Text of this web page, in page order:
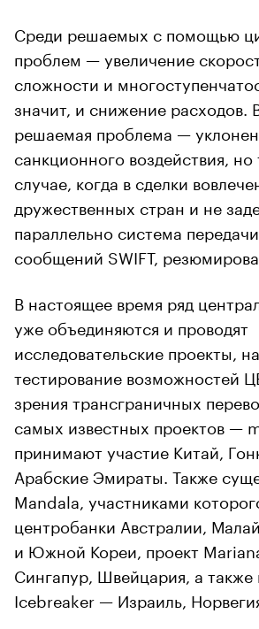
Среди решаемых с помощью
проблем — увеличение
сложности и
значит, и снижение расходов.
решаемая проблема —
санкционного воздействия, но
случае, когда в сделки
дружественных стран и не
параллельно система
сообщений SWIFT,
В настоящее время ряд
уже объединяются и проводят
исследовательские проекты,
тестирование возможностей
зрения трансграничных
самых известных проектов —
принимают участие Китай,
Арабские Эмираты. Также
Mandala, участниками
центробанки Австралии,
и Южной Кореи, проект
Сингапур, Швейцария, а также
Icebreaker — Израиль,